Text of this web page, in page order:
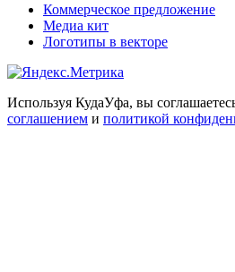
Коммерческое предложение
Медиа кит
Логотипы в векторе
Используя КудаУфа, вы
соглашением и политикой